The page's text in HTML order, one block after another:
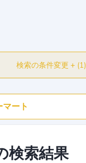
検索の条件変更 + (1)
検索結果